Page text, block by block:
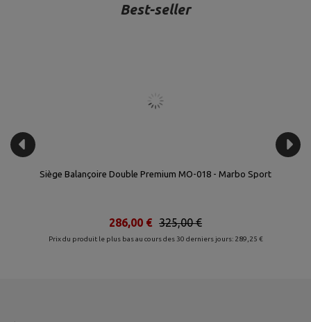
Best-seller
Siège Balançoire Double Premium MO-018 - Marbo Sport
Prix du produit le plus bas au cours des 30 derniers jours: 289,25 €
325,00 €
286,00 €